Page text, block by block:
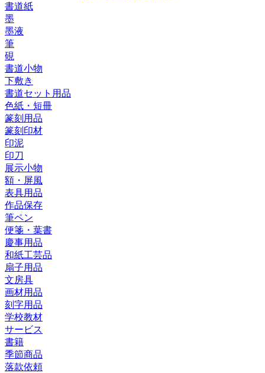
書道紙
墨
墨液
筆
硯
書道小物
下敷き
書道セット用品
色紙・短冊
篆刻用品
篆刻印材
印泥
印刀
展示小物
額・屏風
表具用品
作品保存
筆ペン
便箋・葉書
慶事用品
和紙工芸品
扇子用品
文房具
画材用品
刻字用品
学校教材
サービス
書籍
季節商品
落款依頼